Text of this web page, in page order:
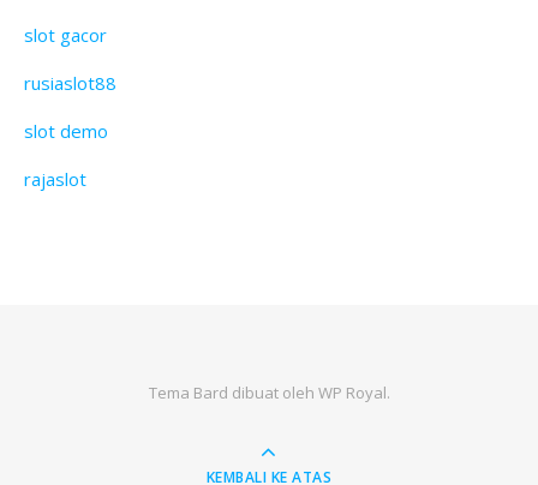
slot gacor
rusiaslot88
slot demo
rajaslot
Tema Bard dibuat oleh WP Royal.
KEMBALI KE ATAS